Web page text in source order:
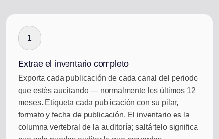
1
Extrae el inventario completo
Exporta cada publicación de cada canal del periodo
que estés auditando — normalmente los últimos 12
meses. Etiqueta cada publicación con su pilar,
formato y fecha de publicación. El inventario es la
columna vertebral de la auditoría; saltártelo significa